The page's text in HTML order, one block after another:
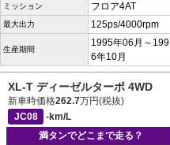
ミッション フロア4AT
最大出力 125ps/4000rpm
生産期間
1995年06月～199
6年10月
XL-T ディーゼルターボ 4WD
新車時価格262.7万円(税抜)
JC08
-km/L
満タンでどこまで走る？